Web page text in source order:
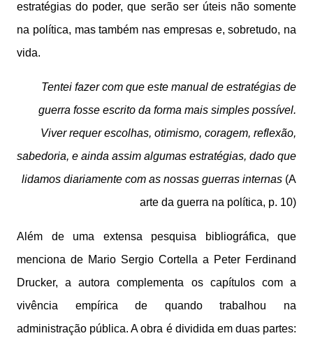
estratégias do poder, que serão ser úteis não somente
na política, mas também nas empresas e, sobretudo, na
vida.
Tentei fazer com que este manual de estratégias de
guerra fosse escrito da forma mais simples possível.
Viver requer escolhas, otimismo, coragem, reflexão,
sabedoria, e ainda assim algumas estratégias, dado que
lidamos diariamente com as nossas guerras internas (A
arte da guerra na política, p. 10)
Além de uma extensa pesquisa bibliográfica, que
menciona de Mario Sergio Cortella a Peter Ferdinand
Drucker, a autora complementa os capítulos com a
vivência empírica de quando trabalhou na
administração pública. A obra é dividida em duas partes: